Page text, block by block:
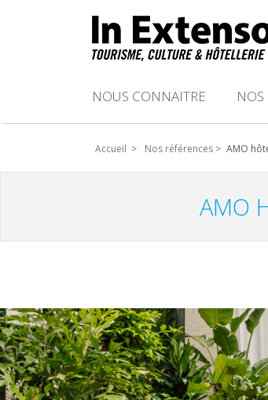
NOUS CONNAITRE NOS
Accueil > Nos références > AMO
AMO